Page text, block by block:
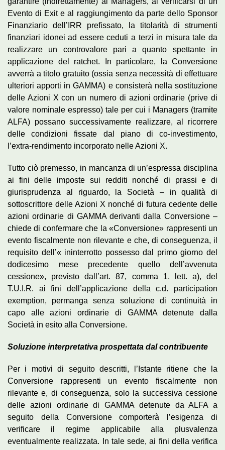
Evento di Exit e al raggiungimento da parte dello Sponsor
Finanziario dell’IRR prefissato, la titolarità di strumenti
finanziari idonei ad essere ceduti a terzi in misura tale da
realizzare un controvalore pari a quanto spettante in
applicazione del ratchet. In particolare, la Conversione
avverrà a titolo gratuito (ossia senza necessità di effettuare
ulteriori apporti in GAMMA) e consisterà nella sostituzione
delle Azioni X con un numero di azioni ordinarie (prive di
valore nominale espresso) tale per cui i Managers (tramite
ALFA) possano successivamente realizzare, al ricorrere
delle condizioni fissate dal piano di co-investimento,
l’extra-rendimento incorporato nelle Azioni X.
Tutto ciò premesso, in mancanza di un’espressa disciplina
ai fini delle imposte sui redditi nonché di prassi e di
giurisprudenza al riguardo, la Società – in qualità di
sottoscrittore delle Azioni X nonché di futura cedente delle
azioni ordinarie di GAMMA derivanti dalla Conversione –
chiede di confermare che la «Conversione» rappresenti un
evento fiscalmente non rilevante e che, di conseguenza, il
requisito dell’« ininterrotto possesso dal primo giorno del
dodicesimo mese precedente quello dell’avvenuta
cessione», previsto dall’art. 87, comma 1, lett. a), del
T.U.I.R. ai fini dell’applicazione della c.d. participation
exemption, permanga senza soluzione di continuità in
capo alle azioni ordinarie di GAMMA detenute dalla
Società in esito alla Conversione.
Soluzione interpretativa prospettata dal contribuente
Per i motivi di seguito descritti, l’Istante ritiene che la
Conversione rappresenti un evento fiscalmente non
rilevante e, di conseguenza, solo la successiva cessione
delle azioni ordinarie di GAMMA detenute da ALFA a
seguito della Conversione comporterà l’esigenza di
verificare il regime applicabile alla plusvalenza
eventualmente realizzata. In tale sede, ai fini della verifica